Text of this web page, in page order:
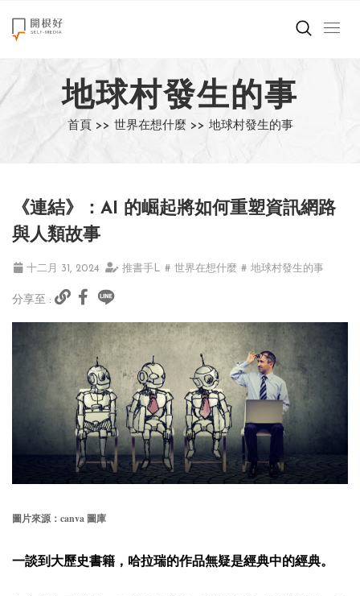
來點正能量
世界在想什麼
創造美好生活
職場商業經濟
影片專區
關於我們
地球村發生的事
首頁 >> 世界在想什麼 >> 地球村發生的事
《連結》：AI 的崛起將如何重塑資訊網路
與人類故事
十二月 31, 2024 推書手L # 世界在想什麼 # 地球村發生的事
分享至 :
圖片來源： canva 圖庫
一談到大歷史書籍，哈拉瑞的作品無疑是經典中的經典。